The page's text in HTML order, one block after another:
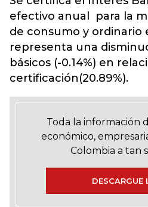
efectivo anual para la
de consumo y ordinario
representa una
básicos (-0.14%) en
certificación(20.89%).
Toda la información
económico,
Colombia a tan
DESCARGUE